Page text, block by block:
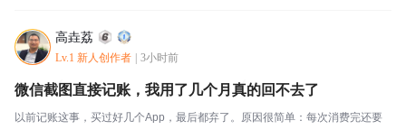
高垚荔
Lv.1 新人创作者 3小时前
微信截图直接记账，我用了几个月真的回不去了
以前记账这事，买过好几个App，最后都弃了。原因很简单：每次消费完还要